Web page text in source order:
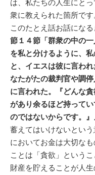
は、私たちの人生にと
衆に教えられた箇所で
このたとえ話お話にな
節１４節「群衆の中の
を私と分けるように、
と、イエスは彼に言わ
なたがたの裁判官や調
に言われた。『どんな
があり余るほど持って
のではないからです。』
蓄えてはいけないとい
においてお金は大切な
ことは「貪欲」という
財産を貯えることが人